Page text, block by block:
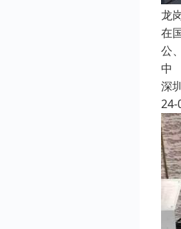
龙
在
公
中
深
24-